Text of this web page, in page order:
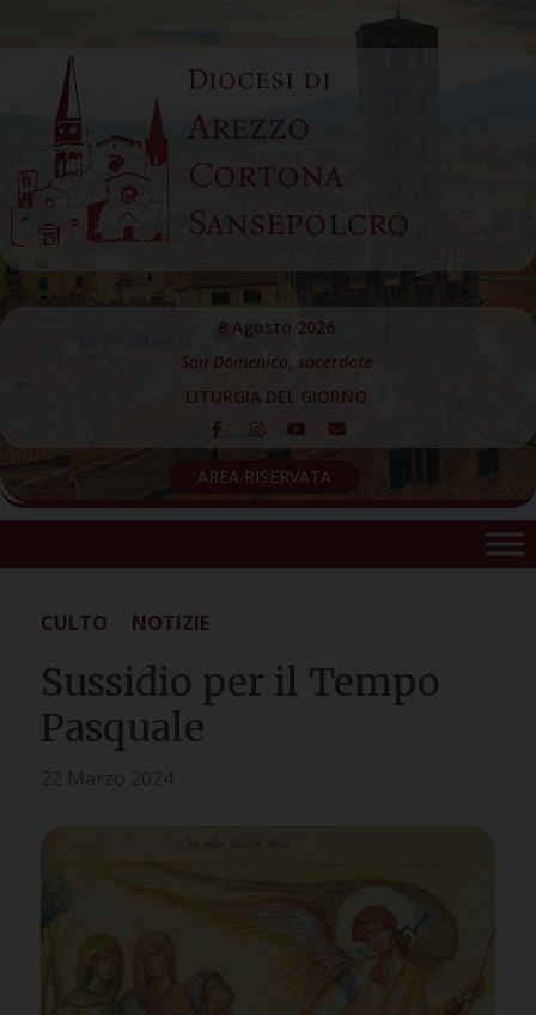
content
Diocesi di
Arezzo
Cortona
Sansepolcro
8 Agosto 2026
San Domenico, sacerdote
LITURGIA DEL GIORNO
AREA RISERVATA
CULTO NOTIZIE
Sussidio per il Tempo
Pasquale